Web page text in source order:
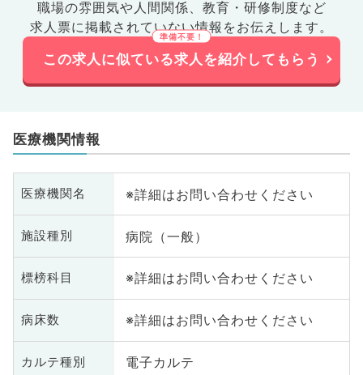
職場の雰囲気や人間関係、 教育・研修制度など
求人票に掲載されていない情報をお伝えします。
この求人に似ている求人を紹介してもらう
医療機関情報
医療機関名 ※詳細はお問い合わせください
施設種別 病院（一般）
標榜科目 ※詳細はお問い合わせください
病床数 ※詳細はお問い合わせください
カルテ種別 電子カルテ